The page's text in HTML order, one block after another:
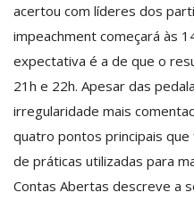
acertou com líderes dos
impeachment começará às
expectativa é a de que o
21h e 22h. Apesar das
irregularidade mais
quatro pontos principais
de práticas utilizadas para
Contas Abertas descreve a